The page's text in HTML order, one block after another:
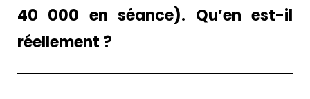
40 000 en séance). Qu’en est-il
réellement ?